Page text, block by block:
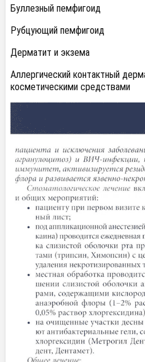
Буллезный пемфигоид
Рубцующий пемфигоид
Дерматит и экзема
Аллергический контактный
косметическими средствами